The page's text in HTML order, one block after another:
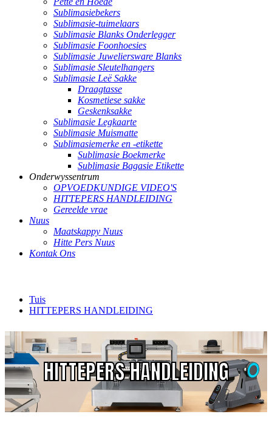
Sublimasiebekers
Sublimasie-tuimelaars
Sublimasie Blanks Onderlegger
Sublimasie Foonhoesies
Sublimasie Juweliersware Blanks
Sublimasie Sleutelhangers
Sublimasie Leë Sakke
Draagtasse
Kosmetiese sakke
Geskenksakke
Sublimasie Legkaarte
Sublimasie Muismatte
Sublimasiemerke en -etikette
Sublimasie Boekmerke
Sublimasie Bagasie Etikette
Onderwyssentrum
OPVOEDKUNDIGE VIDEO'S
HITTEPERS HANDLEIDING
Gereelde vrae
Nuus
Maatskappy Nuus
Hitte Pers Nuus
Kontak Ons
Tuis
HITTEPERS HANDLEIDING
HITTEPERS HANDLEIDING